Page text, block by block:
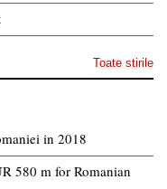
Toate stirile
in 2018
580 m for Romanian